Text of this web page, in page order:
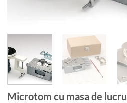
Microtom cu masa de lucru